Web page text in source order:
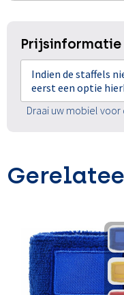
Prijsinformatie
Indien de staffels
eerst een optie
Draai uw mobiel